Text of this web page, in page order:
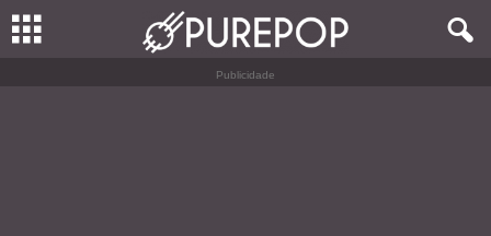
Publicidade